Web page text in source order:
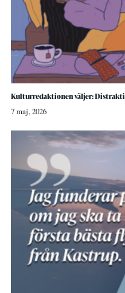
Kulturredaktionen väljer:
7 maj, 2026